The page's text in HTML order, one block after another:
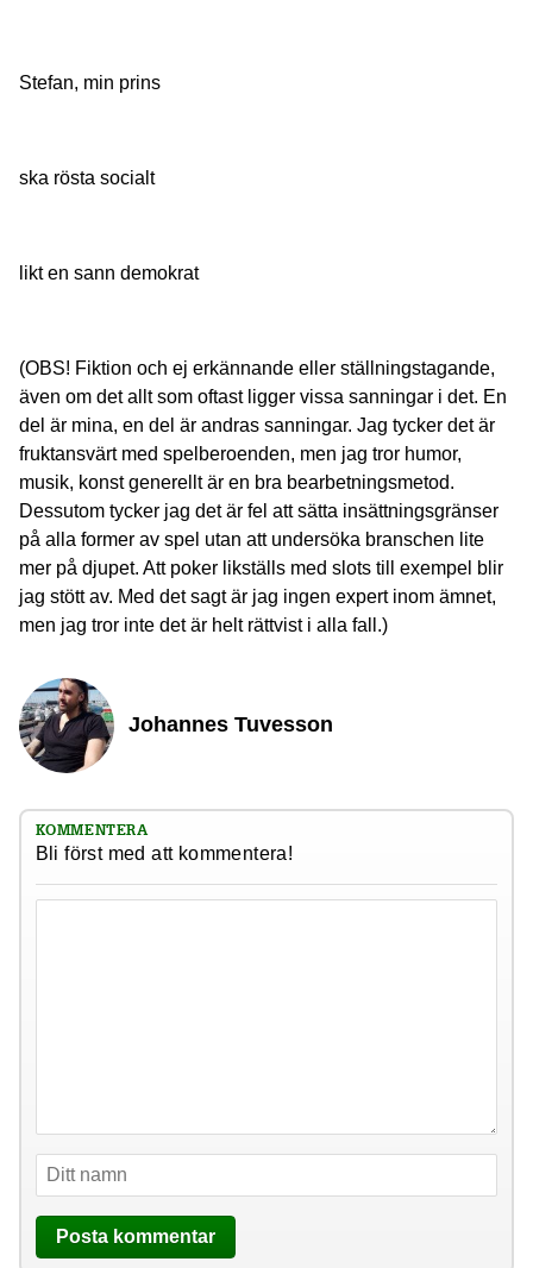
Stefan, min prins
ska rösta socialt
likt en sann demokrat
(OBS! Fiktion och ej erkännande eller ställningstagande,
även om det allt som oftast ligger vissa sanningar i det. En
del är mina, en del är andras sanningar. Jag tycker det är
fruktansvärt med spelberoenden, men jag tror humor,
musik, konst generellt är en bra bearbetningsmetod.
Dessutom tycker jag det är fel att sätta insättningsgränser
på alla former av spel utan att undersöka branschen lite
mer på djupet. Att poker likställs med slots till exempel blir
jag stött av. Med det sagt är jag ingen expert inom ämnet,
men jag tror inte det är helt rättvist i alla fall.)
Johannes Tuvesson
KOMMENTERA
Bli först med att kommentera!